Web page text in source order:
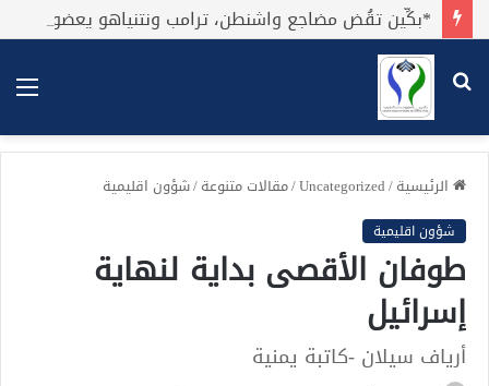
*بكِّين تقُض مضاجع واشنطن، ترامب ونتنياهو يعضون على أصابِعهُم وليس بيدهم حيلَة!.*
بحث
عن
الرئيسية/
Uncategorized
/مقالات متنوعة/شؤون اقليمية
شؤون اقليمية
طوفان الأقصى بداية لنهاية
إسرائيل
أرياف سيلان -كاتبة يمنية